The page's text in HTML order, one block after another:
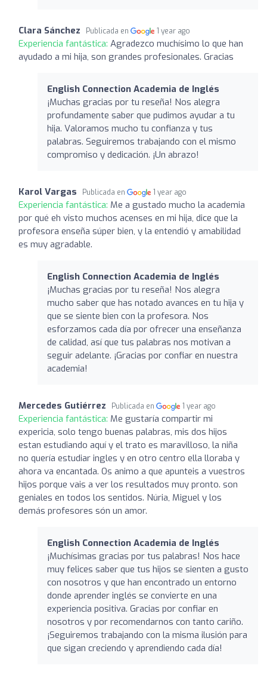
Clara Sánchez Publicada en 1 year ago
Experiencia fantástica: Agradezco muchísimo lo que han
ayudado a mi hija, son grandes profesionales. Gracias
English Connection Academia de Inglés
¡Muchas gracias por tu reseña! Nos alegra
profundamente saber que pudimos ayudar a tu
hija. Valoramos mucho tu confianza y tus
palabras. Seguiremos trabajando con el mismo
compromiso y dedicación. ¡Un abrazo!
Karol Vargas Publicada en 1 year ago
Experiencia fantástica: Me a gustado mucho la academia
por qué eh visto muchos acenses en mi hija, dice que la
profesora enseña súper bien, y la entendió y amabilidad
es muy agradable.
English Connection Academia de Inglés
¡Muchas gracias por tu reseña! Nos alegra
mucho saber que has notado avances en tu hija y
que se siente bien con la profesora. Nos
esforzamos cada día por ofrecer una enseñanza
de calidad, así que tus palabras nos motivan a
seguir adelante. ¡Gracias por confiar en nuestra
academia!
Mercedes Gutiérrez Publicada en 1 year ago
Experiencia fantástica: Me gustaría compartir mi
expericia, solo tengo buenas palabras, mis dos hijos
estan estudiando aquí y el trato es maravilloso, la niña
no quería estudiar ingles y en otro centro ella lloraba y
ahora va encantada. Os animo a que apunteis a vuestros
hijos porque vais a ver los resultados muy pronto. son
geniales en todos los sentidos. Núria, Miguel y los
demás profesores són un amor.
English Connection Academia de Inglés
¡Muchísimas gracias por tus palabras! Nos hace
muy felices saber que tus hijos se sienten a gusto
con nosotros y que han encontrado un entorno
donde aprender inglés se convierte en una
experiencia positiva. Gracias por confiar en
nosotros y por recomendarnos con tanto cariño.
¡Seguiremos trabajando con la misma ilusión para
que sigan creciendo y aprendiendo cada día!